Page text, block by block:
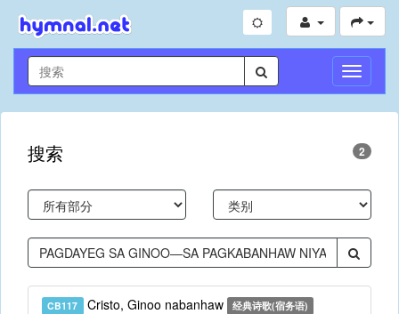
切
换
导
搜索 2
CB117 Cristo, Ginoo nabanhaw 经典诗歌(宿务语)